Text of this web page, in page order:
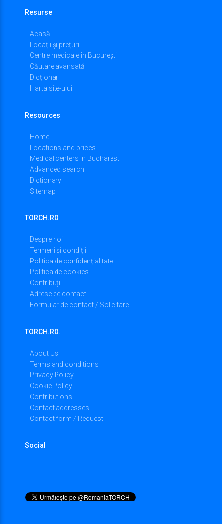
Resurse
Acasă
Locații și prețuri
Centre medicale în București
Căutare avansată
Dicționar
Harta site-ului
Resources
Home
Locations and prices
Medical centers in Bucharest
Advanced search
Dictionary
Sitemap
TORCH.RO
Despre noi
Termeni și condiții
Politica de confidențialitate
Politica de cookies
Contribuții
Adrese de contact
Formular de contact / Solicitare
TORCH.RO.
About Us
Terms and conditions
Privacy Policy
Cookie Policy
Contributions
Contact addresses
Contact form / Request
Social